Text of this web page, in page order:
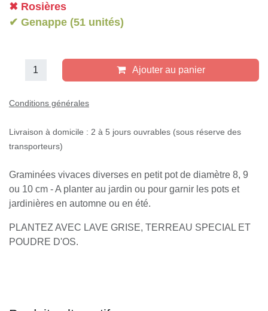
✖ Rosières
✔ Genappe (51 unités)
Ajouter au panier
Conditions générales
Livraison à domicile : 2 à 5 jours ouvrables (sous réserve des
transporteurs)
Graminées vivaces diverses en petit pot de diamètre 8, 9
ou 10 cm - A planter au jardin ou pour garnir les pots et
jardinières en automne ou en été.
PLANTEZ AVEC LAVE GRISE, TERREAU SPECIAL ET
POUDRE D'OS.